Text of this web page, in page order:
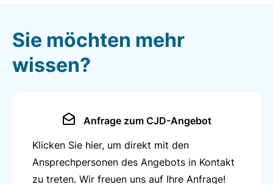
Sie möchten mehr
wissen?
Anfrage zum CJD-Angebot
Klicken Sie hier, um direkt mit den
Ansprechpersonen des Angebots in Kontakt
zu treten. Wir freuen uns auf Ihre Anfrage!